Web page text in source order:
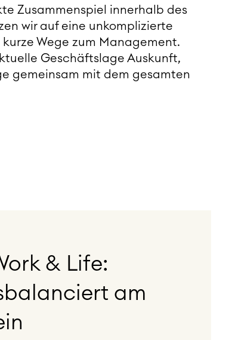
Zusammenspiel innerhalb des
wir auf eine unkomplizierte
Wege zum Management.
Geschäftslage Auskunft,
gemeinsam mit dem gesamten
& Life:
am